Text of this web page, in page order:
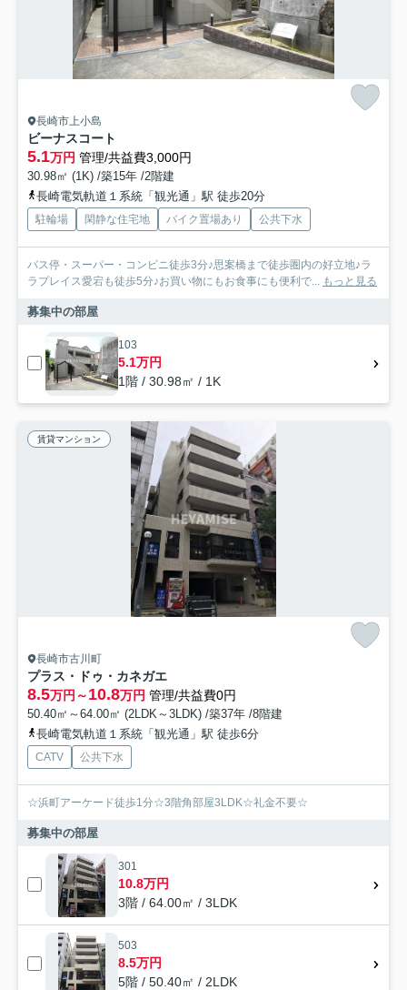
長崎市上小島
ビーナスコート
5.1万円 管理/共益費3,000円
30.98㎡ (1K) /築15年 /2階建
長崎電気軌道１系統「観光通」駅 徒歩20分
駐輪場 閑静な住宅地 バイク置場あり 公共下水
バス停・スーパー・コンビニ徒歩3分♪思案橋まで徒歩圏内の好立地♪ラ
ラプレイス愛宕も徒歩5分♪お買い物にもお食事にも便利で...
もっと見る
募集中の部屋
103
5.1万円
1階 / 30.98㎡ / 1K
賃貸マンション
長崎市古川町
プラス・ドゥ・カネガエ
8.5万円～10.8万円 管理/共益費0円
50.40㎡～64.00㎡ (2LDK～3LDK) /築37年 /8階建
長崎電気軌道１系統「観光通」駅 徒歩6分
CATV 公共下水
☆浜町アーケード徒歩1分☆3階角部屋3LDK☆礼金不要☆
募集中の部屋
301
10.8万円
3階 / 64.00㎡ / 3LDK
503
8.5万円
5階 / 50.40㎡ / 2LDK